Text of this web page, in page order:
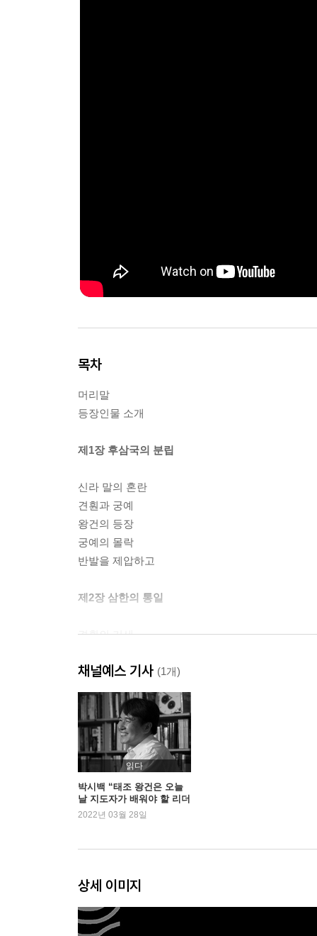
목차
머리말
등장인물 소개
제1장 후삼국의 분립
신라 말의 혼란
견훤과 궁예
왕건의 등장
궁예의 몰락
반발을 제압하고
제2장 삼한의 통일
견훤의 기세
민심의 향배
견훤이 오고, 경순왕도 오고
통일 고려의 시작
제3장 호족의 나라
태조의 정치
훈요 10조
제2대 왕 혜종
제4장 개혁하는 고려
광종의 개혁
채널예스 기사 (1개)
읽다
박시백 “태조 왕건은 오늘
날 지도자가 배워야 할 리더
십의 모범”
2022년 03월 28일
상세 이미지